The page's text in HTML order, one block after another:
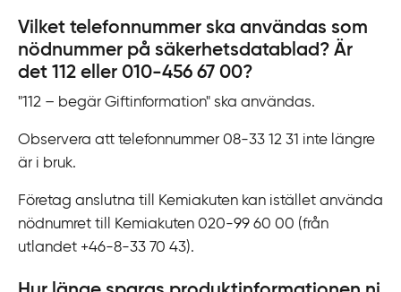
Vilket telefonnummer ska användas som
nödnummer på säkerhetsdatablad? Är
det 112 eller 010-‍456 67 00?
"112 – begär Giftinformation" ska användas.
Observera att telefonnummer 08-‍33 12 31 inte längre
är i bruk.
Företag anslutna till Kemiakuten kan istället använda
nödnumret till Kemiakuten 020-‍99 60 00 (från
utlandet +46-‍8-‍33 70 43).